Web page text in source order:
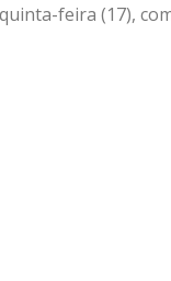
feira (17),